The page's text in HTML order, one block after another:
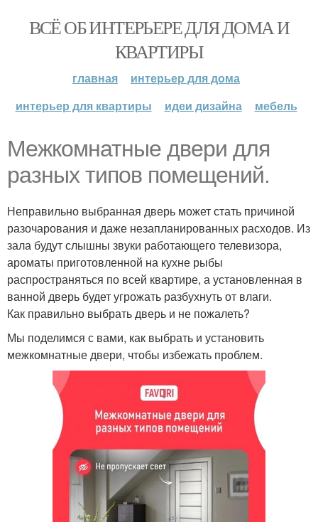
ВСЁ ОБ ИНТЕРЬЕРЕ ДЛЯ ДОМА И
КВАРТИРЫ
главная
интерьер для дома
интерьер для квартиры
идеи дизайна мебель
Межкомнатные двери для
разных типов помещений.
Неправильно выбранная дверь может стать причиной
разочарования и даже незапланированных расходов. Из
зала будут слышны звуки работающего телевизора,
ароматы приготовленной на кухне рыбы
распространяться по всей квартире, а установленная в
ванной дверь будет угрожать разбухнуть от влаги.
Как правильно выбрать дверь и не пожалеть?
Мы поделимся с вами, как выбрать и установить
межкомнатные двери, чтобы избежать проблем.